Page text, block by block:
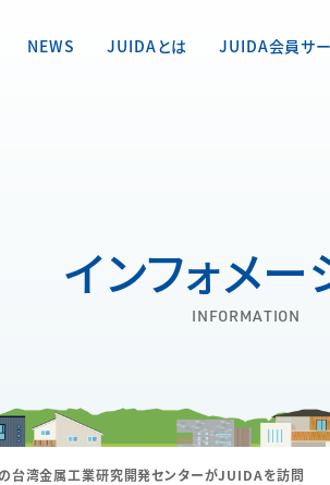
NEWS
JUIDAとは JUIDA会員サ
インフォメー
INFORMATION
台湾金属工業研究開発センターがJUIDAを訪問